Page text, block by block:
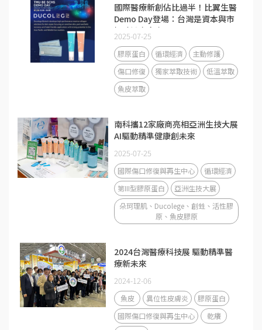
國際醫療新創佔比過半！比翼生醫
Demo Day登場：台灣是資本與市
場驗證交會處
2025-07-25
膠原蛋白 循環經濟
主動修護
傷口修復
獨家萃取技術
低溫萃取
魚皮萃取
南科攜12家廠商亮相亞洲生技大展
AI驅動精準健康創未來
2025-07-25
國際傷口修復與再生中心
循環經濟
第III型膠原蛋白
亞洲生技大展
朵珂理肌、Ducolege、創甡、活性膠
原、魚皮膠原
2024台灣醫療科技展 驅動精準醫
療新未來
2024-12-06
魚皮 異位性皮膚炎
膠原蛋白
國際傷口修復與再生中心
乾癢